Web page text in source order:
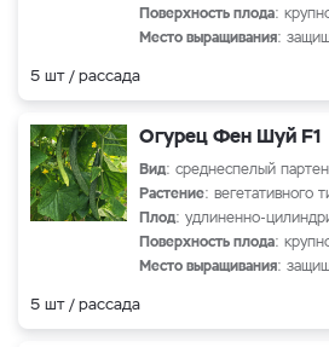
Поверхность плода:
Место выращивания:
5 шт / рассада
Огурец Фен Шуй F1
Вид: среднеспелый
Растение: вегетативного
Плод: удлиненно-
Поверхность плода:
Место выращивания:
5 шт / рассада